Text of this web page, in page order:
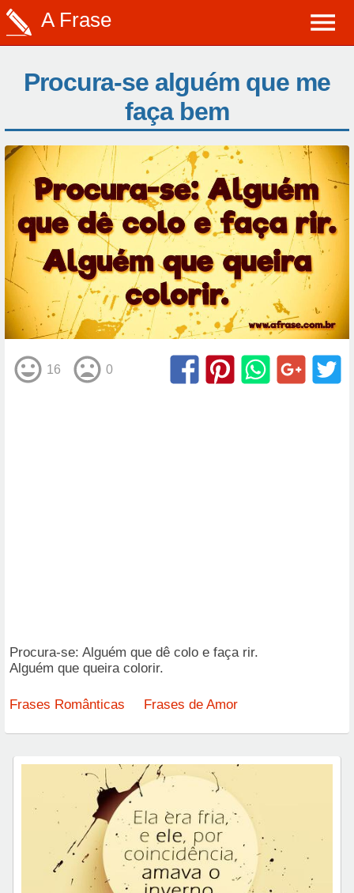
A Frase
Procura-se alguém que me
faça bem
16 0
Procura-se: Alguém que dê colo e faça rir.
Alguém que queira colorir.
Frases Românticas Frases de Amor